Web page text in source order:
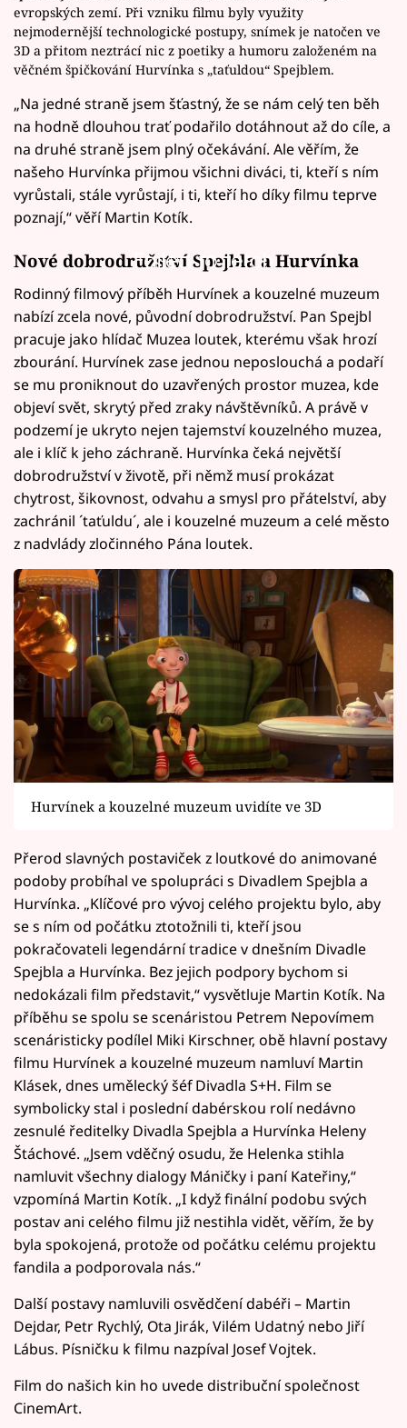
evropských zemí. Při vzniku filmu byly využity
nejmodernější technologické postupy, snímek je natočen ve
3D a přitom neztrácí nic z poetiky a humoru založeném na
věčném špičkování Hurvínka s „taťuldou“ Spejblem.
„Na jedné straně jsem šťastný, že se nám celý ten běh
na hodně dlouhou trať podařilo dotáhnout až do cíle, a
na druhé straně jsem plný očekávání. Ale věřím, že
našeho Hurvínka přijmou všichni diváci, ti, kteří s ním
vyrůstali, stále vyrůstají, i ti, kteří ho díky filmu teprve
poznají,“ věří Martin Kotík.
Failed to fetch
Nové dobrodružství Spejbla a Hurvínka
Rodinný filmový příběh Hurvínek a kouzelné muzeum
nabízí zcela nové, původní dobrodružství. Pan Spejbl
pracuje jako hlídač Muzea loutek, kterému však hrozí
zbourání. Hurvínek zase jednou neposlouchá a podaří
se mu proniknout do uzavřených prostor muzea, kde
objeví svět, skrytý před zraky návštěvníků. A právě v
podzemí je ukryto nejen tajemství kouzelného muzea,
ale i klíč k jeho záchraně. Hurvínka čeká největší
dobrodružství v životě, při němž musí prokázat
chytrost, šikovnost, odvahu a smysl pro přátelství, aby
zachránil ´taťuldu´, ale i kouzelné muzeum a celé město
z nadvlády zločinného Pána loutek.
Hurvínek a kouzelné muzeum uvidíte ve 3D
Přerod slavných postaviček z loutkové do animované
podoby probíhal ve spolupráci s Divadlem Spejbla a
Hurvínka. „Klíčové pro vývoj celého projektu bylo, aby
se s ním od počátku ztotožnili ti, kteří jsou
pokračovateli legendární tradice v dnešním Divadle
Spejbla a Hurvínka. Bez jejich podpory bychom si
nedokázali film představit,“ vysvětluje Martin Kotík. Na
příběhu se spolu se scenáristou Petrem Nepovímem
scenáristicky podílel Miki Kirschner, obě hlavní postavy
filmu Hurvínek a kouzelné muzeum namluví Martin
Klásek, dnes umělecký šéf Divadla S+H. Film se
symbolicky stal i poslední dabérskou rolí nedávno
zesnulé ředitelky Divadla Spejbla a Hurvínka Heleny
Štáchové. „Jsem vděčný osudu, že Helenka stihla
namluvit všechny dialogy Máničky i paní Kateřiny,“
vzpomíná Martin Kotík. „I když finální podobu svých
postav ani celého filmu již nestihla vidět, věřím, že by
byla spokojená, protože od počátku celému projektu
fandila a podporovala nás.“
Další postavy namluvili osvědčení dabéři – Martin
Dejdar, Petr Rychlý, Ota Jirák, Vilém Udatný nebo Jiří
Lábus. Písničku k filmu nazpíval Josef Vojtek.
Film do našich kin ho uvede distribuční společnost
CinemArt.